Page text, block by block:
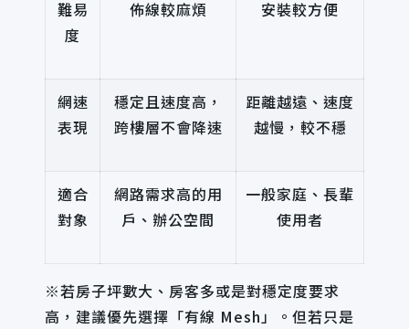
難易
度
佈線較麻煩 安裝較方便
網速
表現
穩定且速度高，
跨樓層不會降速
距離越遠、速度
越慢，較不穩
適合
對象
網路需求高的用
戶、辦公空間
一般家庭、長輩
使用者
※若房子坪數大、房客多或是對穩定度要求
高，建議優先選擇「有線 Mesh」。但若只是